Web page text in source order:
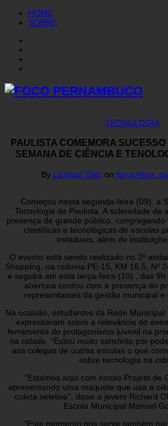
HOME
SOBRE
TECNOLOGIA
PAULISTA COMEMORA
SEMANA DE CIÊNCIA E
By Luzimar Dias on terça-feira,
Começou nesta segunda-feira (09), a
Tecnologia de Paulista. A solenidade de
presença de grande público,
científicas e tecnológicas de escolas
estaduais, além de
O evento está sendo realizado no 2º
Shopping, na rodovia PE-15, KM 16,5, Nº
e seguirá até esta terça-feira (10) , das 9h
abertura contou com a presença do
representantes da gestão municipal e
Na ocasião, estudantes da Rede
expressaram sobre a relevância do
ferramenta do protagonismo juvenil na
na cidade. “Estou muito satisfeito por
aos colegas de outras escolas o que
sobre tecnologia na
“Estamos aqui com nosso Projeto de
apresentando uma maquete que usa a
coleta seletiva”, disse o jovem Richard
Escola Municipal Manoel
“Este momento nos serve também